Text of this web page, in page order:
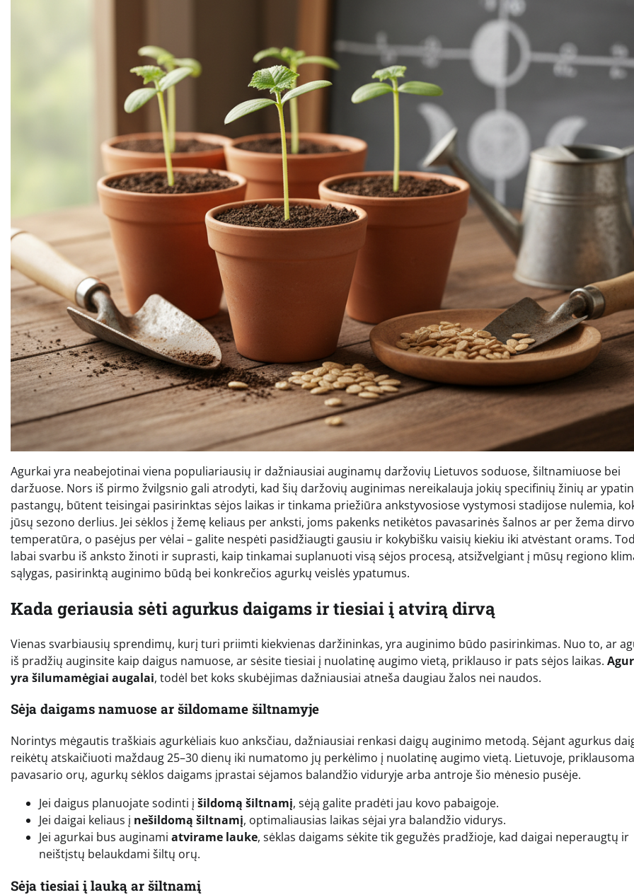
Agurkai yra neabejotinai viena populiariausių ir dažniausiai auginamų daržovių Lietuvos soduose, šiltnamiuose bei
daržuose. Nors iš pirmo žvilgsnio gali atrodyti, kad šių daržovių auginimas nereikalauja jokių specifinių žinių ar
pastangų, būtent teisingai pasirinktas sėjos laikas ir tinkama priežiūra ankstyvosiose vystymosi stadijose nulemia,
jūsų sezono derlius. Jei sėklos į žemę keliaus per anksti, joms pakenks netikėtos pavasarinės šalnos ar per žema
temperatūra, o pasėjus per vėlai – galite nespėti pasidžiaugti gausiu ir kokybišku vaisių kiekiu iki atvėstant orams.
labai svarbu iš anksto žinoti ir suprasti, kaip tinkamai suplanuoti visą sėjos procesą, atsižvelgiant į mūsų regiono
sąlygas, pasirinktą auginimo būdą bei konkrečios agurkų veislės ypatumus.
Kada geriausia sėti agurkus daigams ir tiesiai į atvirą dirvą
Vienas svarbiausių sprendimų, kurį turi priimti kiekvienas daržininkas, yra auginimo būdo pasirinkimas. Nuo to, ar
iš pradžių auginsite kaip daigus namuose, ar sėsite tiesiai į nuolatinę augimo vietą, priklauso ir pats sėjos laikas.
yra šilumamėgiai augalai, todėl bet koks skubėjimas dažniausiai atneša daugiau žalos nei naudos.
Sėja daigams namuose ar šildomame šiltnamyje
Norintys mėgautis traškiais agurkėliais kuo anksčiau, dažniausiai renkasi daigų auginimo metodą. Sėjant agurkus
reikėtų atskaičiuoti maždaug 25–30 dienų iki numatomo jų perkėlimo į nuolatinę augimo vietą. Lietuvoje,
pavasario orų, agurkų sėklos daigams įprastai sėjamos balandžio viduryje arba antroje šio mėnesio pusėje.
Jei daigus planuojate sodinti į šildomą šiltnamį, sėją galite pradėti jau kovo pabaigoje.
Jei daigai keliaus į nešildomą šiltnamį, optimaliausias laikas sėjai yra balandžio vidurys.
Jei agurkai bus auginami atvirame lauke, sėklas daigams sėkite tik gegužės pradžioje, kad daigai neperaugtų ir
neištįstų belaukdami šiltų orų.
Sėja tiesiai į lauką ar šiltnamį